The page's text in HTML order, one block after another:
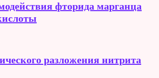
фторида марганца
разложения нитрита